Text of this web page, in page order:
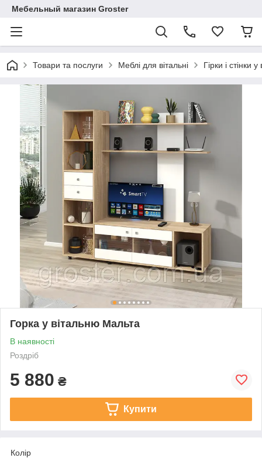
Мебельный магазин Groster
Товари та послуги Меблі для вітальні Гірки і стінки
Горка у вітальню Мальта
В наявності
Роздріб
5 880 ₴
Купити
Колір